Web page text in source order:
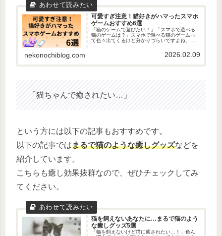
可愛すぎ注意！猫好きがハマったスマホ
ゲームおすすめ6選
「猫のゲームで遊びたい！」「スマホで遊べる
猫のゲームは？」スマホで遊べる猫のゲームっ
て色々出てくるけど分かりづらいですよね。と
ムを探してきたのでご紹介します！この記事を
読めばピッタリの猫ゲームが見つ...
nekonochiblog.com 2026.02.09
「猫ちゃんで癒されたい…」
という方には以下の記事もおすすめです。
以下の記事ではまるで猫のような癒しグッズなどを
紹介しています。
こちらも癒し効果抜群なので、ぜひチェックしてみ
てください。
猫を飼えないあなたに…まるで猫のよう
な癒しグッズ5選
「猫を飼えないけど猫に癒されたい…！」色ん